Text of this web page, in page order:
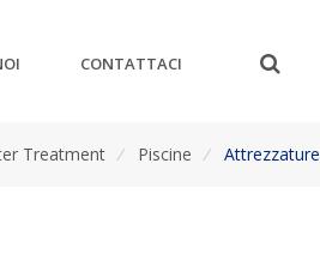
CONTATTACI
Treatment / Piscine / Attrezzature